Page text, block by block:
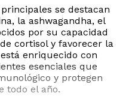
se destacan
la ashwagandha, el
por su capacidad
cortisol y favorecer la
enriquecido con
esenciales que
y protegen
todo el año.